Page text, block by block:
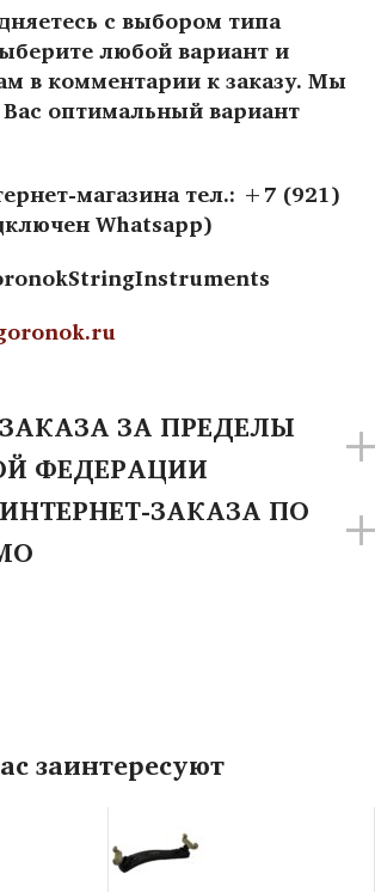
с выбором типа
любой вариант и
в комментарии к заказу. Мы
оптимальный вариант
магазина тел.: +7 (921)
Whatsapp)
ЗА ПРЕДЕЛЫ
ФЕДЕРАЦИИ
ЗАКАЗА ПО
заинтересуют